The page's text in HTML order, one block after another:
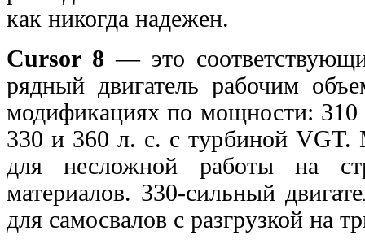
как никогда надежен.
Cursor 8 — это
рядный двигательрабочим
модификациях по мощности:
330 и 360 л. с. с турбиной
для несложной работы на
материалов. 330-сильный
для самосвалов с разгрузкой на